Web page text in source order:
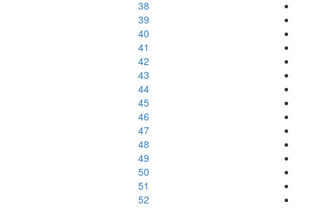
38
39
40
41
42
43
44
45
46
47
48
49
50
51
52